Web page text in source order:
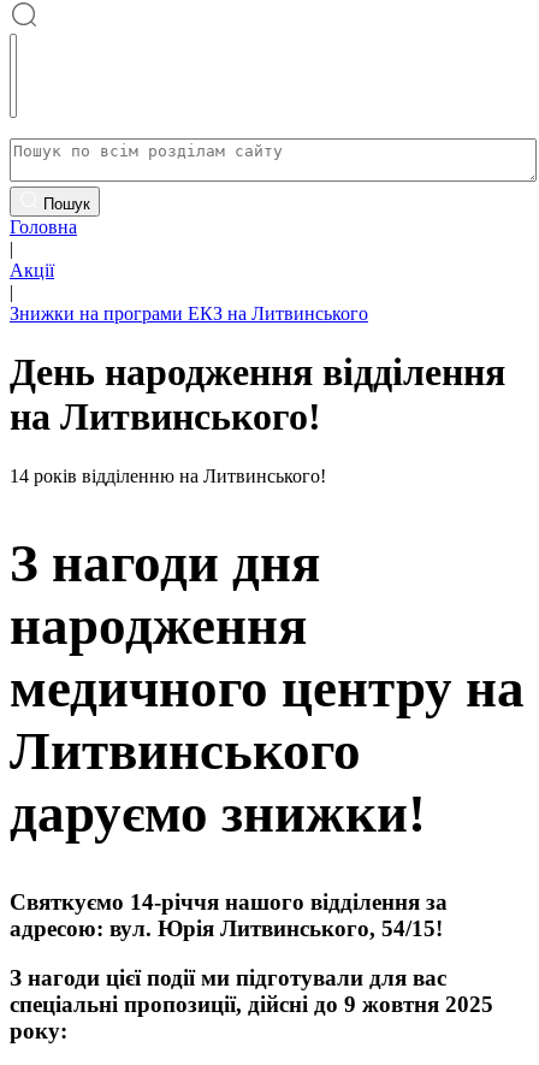
Пошук
Головна
|
Акції
|
Знижки на програми ЕКЗ на Литвинського
День народження відділення
на Литвинського!
14 років відділенню на Литвинського!
З нагоди дня
народження
медичного центру на
Литвинського
даруємо знижки!
Святкуємо 14-річчя нашого відділення за
адресою: вул. Юрія Литвинського, 54/15!
З нагоди цієї події ми підготували для вас
спеціальні пропозиції, дійсні до 9 жовтня 2025
року: